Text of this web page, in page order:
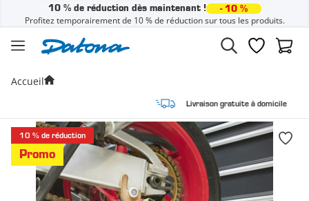
10 % de réduction dès maintenant ! - 10 %
Profitez temporairement de 10 % de réduction sur tous les produits.
Liste dePanier
Accueil
Livraison gratuite à domicile
10 % de réduction
Promo